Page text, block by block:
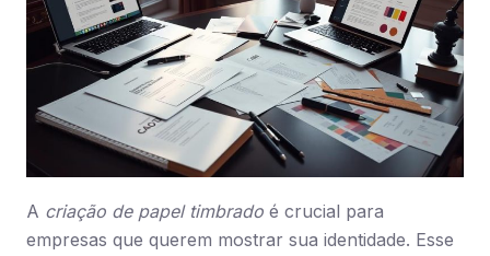
A criação de papel timbrado é crucial para
empresas que querem mostrar sua identidade. Esse